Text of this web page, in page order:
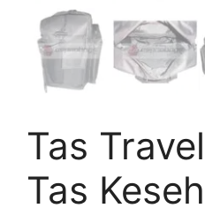
Tas
Tas